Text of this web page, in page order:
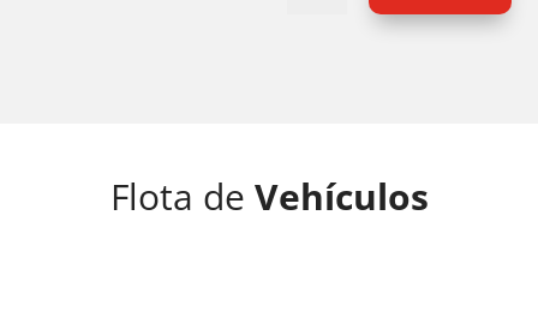
Flota de Vehículos